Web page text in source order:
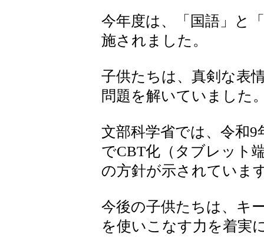
今年度は、「国語」と
施されました。
子供たちは、真剣な表
問題を解いていました
文部科学省では、令和
でCBT化（タブレット
の方針が示されていま
今後の子供たちは、キ
を使いこなす力を着実